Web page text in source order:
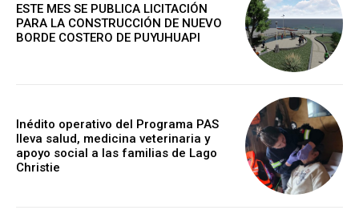
ESTE MES SE PUBLICA LICITACIÓN
PARA LA CONSTRUCCIÓN DE NUEVO
BORDE COSTERO DE PUYUHUAPI
Inédito operativo del Programa PAS
lleva salud, medicina veterinaria y
apoyo social a las familias de Lago
Christie